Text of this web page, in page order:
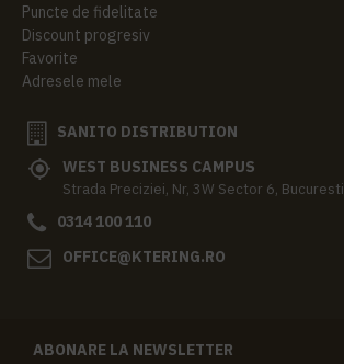
Puncte de fidelitate
Discount progresiv
Favorite
Adresele mele
SANITO DISTRIBUTION
WEST BUSINESS CAMPUS
Strada Preciziei, Nr, 3W Sector 6, Bucuresti
0314 100 110
OFFICE@KTERING.RO
ABONARE LA NEWSLETTER